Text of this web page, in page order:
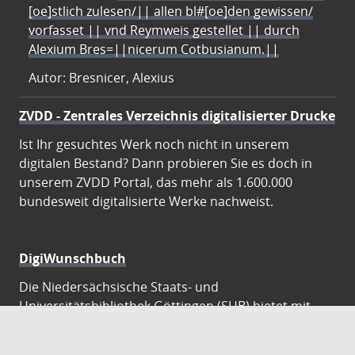
[oe]stlich zulesen/|| allen bl#[oe]den gewissen/
vorfasset || vnd Reymweis gestellet || durch
Alexium Bres=||nicerum Cotbusianum.||
Autor: Bresnicer, Alexius
ZVDD - Zentrales Verzeichnis digitalisierter Drucke
Ist Ihr gesuchtes Werk noch nicht in unserem
digitalen Bestand? Dann probieren Sie es doch in
unserem ZVDD Portal, das mehr als 1.600.000
bundesweit digitalisierte Werke nachweist.
DigiWunschbuch
Die Niedersächsische Staats- und
Universitätsbibliothek Göttingen (SUB) bietet mit